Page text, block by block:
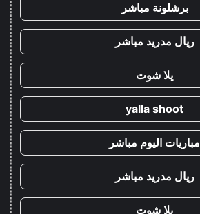
برشلونة مباشر
ريال مدريد مباشر
يلا شوت
yalla shoot
مباريات اليوم مباشر
ريال مدريد مباشر
يلا شوت